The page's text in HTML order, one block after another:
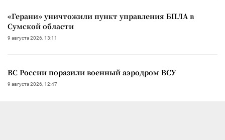
«Герани» уничтожили пункт управления БПЛА в
Сумской области
9 августа 2026, 13:11
ВС России поразили военный аэродром ВСУ
9 августа 2026, 12:47